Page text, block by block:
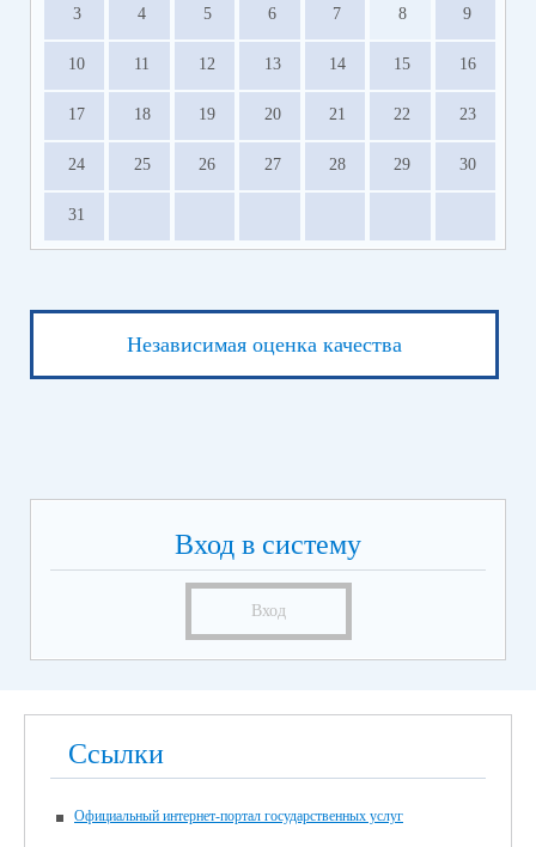
3 4 5 6 7 8 9
10 11 12 13 14 15 16
17 18 19 20 21 22 23
24 25 26 27 28 29 30
31
Независимая оценка качества
Вход в систему
Вход
Ссылки
Официальный интернет-портал государственных услуг